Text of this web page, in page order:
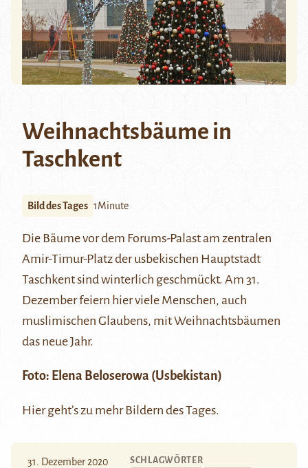
Weihnachtsbäume in
Taschkent
Bild des Tages 1Minute
Die Bäume vor dem Forums-Palast am zentralen
Amir-Timur-Platz der usbekischen Hauptstadt
Taschkent sind winterlich geschmückt. Am 31.
Dezember feiern hier viele Menschen, auch
muslimischen Glaubens, mit Weihnachtsbäumen
das neue Jahr.
Foto: Elena Beloserowa (Usbekistan)
Hiergeht’s zu mehr Bildern des Tages.
31. Dezember 2020 SCHLAGWÖRTER